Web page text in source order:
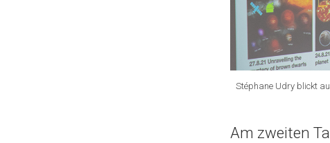
Stéphane Udry blickt
Am zweiten